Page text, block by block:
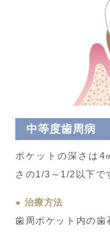
中等度歯周病
ポケットの深さは4
さの1/3～1/2以下で
治療方法
歯周ポケット内の歯